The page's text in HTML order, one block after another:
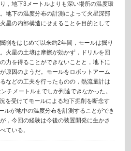
，地下3メートルよりも深い場所の温度環
地下の温度分布の計測によって火星深部
星の内部構造にせまることを目的として
削をはじめて以来約2年間，モールは掘り
火星の土壌は摩擦が効かず，ドリルを回
力を得ることができないことと，地下に
原因のようだ。モールをロボットアーム
などの工夫を行ったものの，熱流量計は
チメートルまでしか到達できなかった。
を受けてモールによる地下掘削を断念す
ルが地中の温度分布を計測することができ
，今回の経験は今後の装置開発に生かさ
ている。